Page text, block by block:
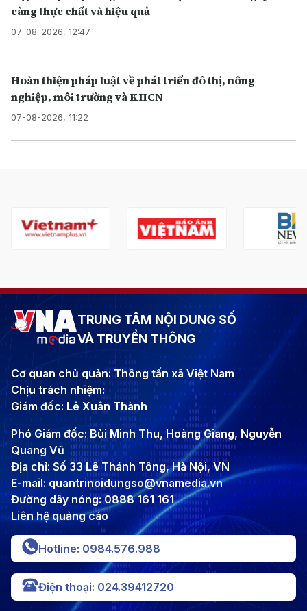
càng thực chất và hiệu quả
07-08-2026, 12:47
Hoàn thiện pháp luật về phát triển đô thị, nông
nghiệp, môi trường và KHCN
07-08-2026, 11:22
TRUNG TÂM NỘI DUNG SỐ
VÀ TRUYỀN THÔNG
Cơ quan chủ quản: Thông tấn xã Việt Nam
Chịu trách nhiệm:
Giám đốc: Lê Xuân Thành
Phó Giám đốc: Bùi Minh Thu, Hoàng Giang, Nguyễn
Quang Vũ
Địa chỉ: Số 33 Lê Thánh Tông, Hà Nội, VN
E-mail: quantrinoidungso@vnamedia.vn
Đường dây nóng: 0888 161 161
Liên hệ quảng cáo
Hotline: 0984.576.988
Điện thoại: 024.39412720